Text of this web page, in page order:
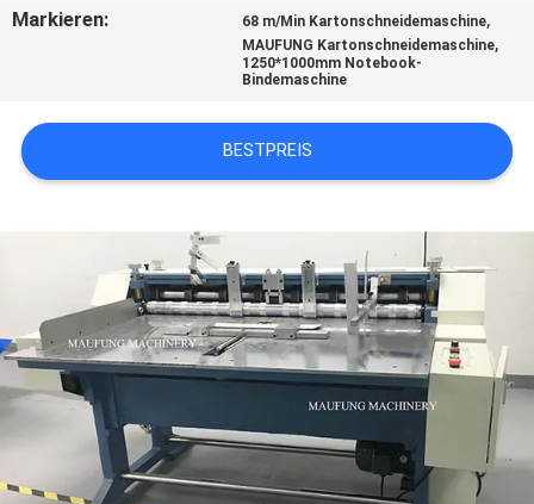
NACHRICHT
FÄLLE
SITEMAP
DATENSCHUTZRICHTLINIE
Markieren:
68 m/Min Kartonschneidemaschine,
MAUFUNG Kartonschneidemaschine,
1250*1000mm Notebook-
Bindemaschine
BESTPREIS